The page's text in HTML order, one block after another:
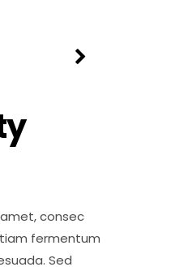
consec
fermentum
Sed